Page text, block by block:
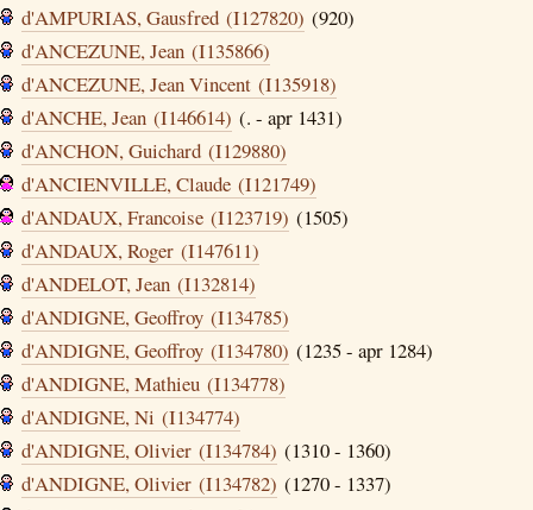
d'AMPURIAS, Gausfred (I127820) (920)
d'ANCEZUNE, Jean (I135866)
d'ANCEZUNE, Jean Vincent (I135918)
d'ANCHE, Jean (I146614) (. - apr 1431)
d'ANCHON, Guichard (I129880)
d'ANCIENVILLE, Claude (I121749)
d'ANDAUX, Francoise (I123719) (1505)
d'ANDAUX, Roger (I147611)
d'ANDELOT, Jean (I132814)
d'ANDIGNE, Geoffroy (I134785)
d'ANDIGNE, Geoffroy (I134780) (1235 - apr 1284)
d'ANDIGNE, Mathieu (I134778)
d'ANDIGNE, Ni (I134774)
d'ANDIGNE, Olivier (I134784) (1310 - 1360)
d'ANDIGNE, Olivier (I134782) (1270 - 1337)